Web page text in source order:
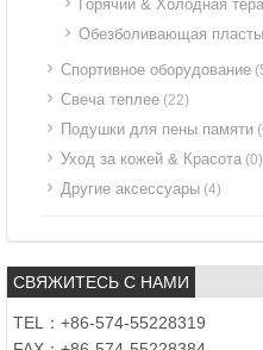
Горячий & Холодная
Обезболивающая
Спортивное оборудование
Свеча теплее (22)
Подушки для пены памяти
Уход за кожей & Красота (0)
Другие аксессуары (4)
СВЯЖИТЕСЬ С НАМИ
TEL：+86-574-55228319